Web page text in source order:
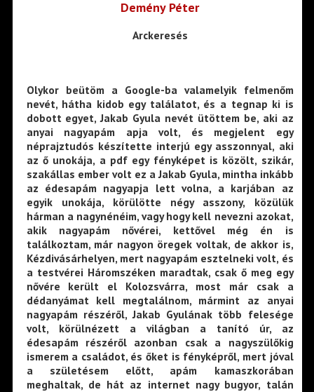
Demény Péter
Arckeresés
Olykor beütöm a Google-ba valamelyik felmenőm
nevét, hátha kidob egy találatot, és a tegnap ki is
dobott egyet, Jakab Gyula nevét ütöttem be, aki az
anyai nagyapám apja volt, és megjelent egy
néprajztudós készítette interjú egy asszonnyal, aki
az ő unokája, a pdf egy fényképet is közölt, szikár,
szakállas ember volt ez a Jakab Gyula, mintha inkább
az édesapám nagyapja lett volna, a karjában az
egyik unokája, körülötte négy asszony, közülük
hárman a nagynénéim, vagy hogy kell nevezni azokat,
akik nagyapám nővérei, kettővel még én is
találkoztam, már nagyon öregek voltak, de akkor is,
Kézdivásárhelyen, mert nagyapám esztelneki volt, és
a testvérei Háromszéken maradtak, csak ő meg egy
nővére került el Kolozsvárra, most már csak a
dédanyámat kell megtalálnom, mármint az anyai
nagyapám részéről, Jakab Gyulának több felesége
volt, körülnézett a világban a tanító úr, az
édesapám részéről azonban csak a nagyszülőkig
ismerem a családot, és őket is fényképről, mert jóval
a születésem előtt, apám kamaszkorában
meghaltak, de hát az internet nagy bugyor, talán